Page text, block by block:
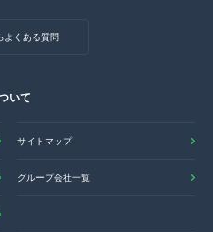
よくある質問
いて
サイトマップ
グループ会社一覧